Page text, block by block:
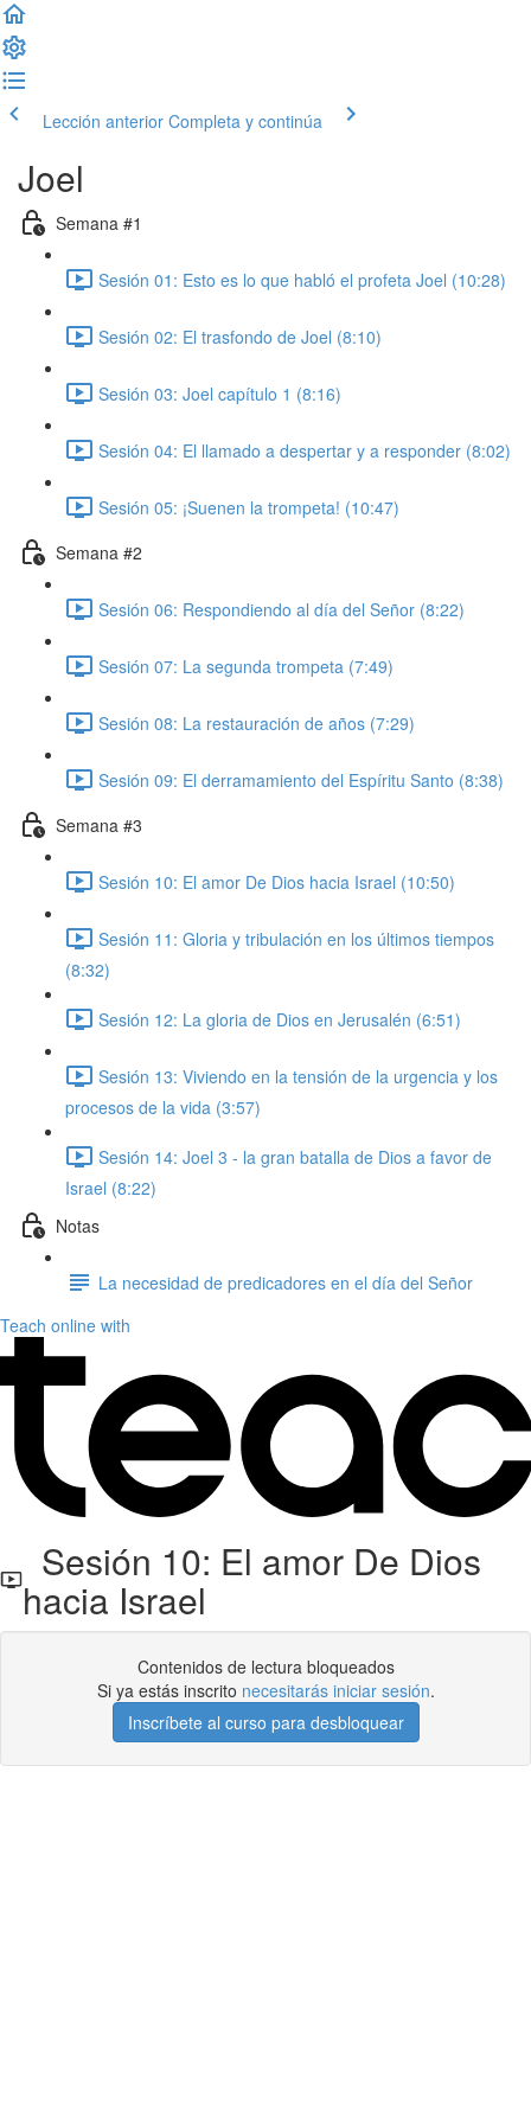
Lección anterior Completa y continúa
Joel
Semana #1
Sesión 01: Esto es lo que habló el profeta Joel (10:28)
Sesión 02: El trasfondo de Joel (8:10)
Sesión 03: Joel capítulo 1 (8:16)
Sesión 04: El llamado a despertar y a responder (8:02)
Sesión 05: ¡Suenen la trompeta! (10:47)
Semana #2
Sesión 06: Respondiendo al día del Señor (8:22)
Sesión 07: La segunda trompeta (7:49)
Sesión 08: La restauración de años (7:29)
Sesión 09: El derramamiento del Espíritu Santo (8:38)
Semana #3
Sesión 10: El amor De Dios hacia Israel (10:50)
Sesión 11: Gloria y tribulación en los últimos tiempos
(8:32)
Sesión 12: La gloria de Dios en Jerusalén (6:51)
Sesión 13: Viviendo en la tensión de la urgencia y los
procesos de la vida (3:57)
Sesión 14: Joel 3 - la gran batalla de Dios a favor de
Israel (8:22)
Notas
La necesidad de predicadores en el día del Señor
Teach online with
Sesión 10: El amor De Dios
hacia Israel
Contenidos de lectura bloqueados
Si ya estás inscrito necesitarás iniciar sesión.
Inscríbete al curso para desbloquear